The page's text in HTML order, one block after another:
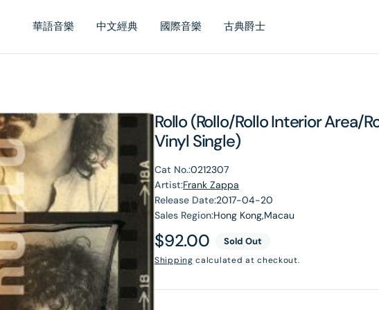
華語音樂 中文經典 國際音樂 古典爵士
Rollo (Rollo/Rollo Interior Area/
Vinyl Single)
Cat No.:0212307
Artist:Frank Zappa
Release Date:2017-04-20
Sales Region:Hong Kong,Macau
Regular
price
$92.00 Sold Out
Shipping calculated at checkout.